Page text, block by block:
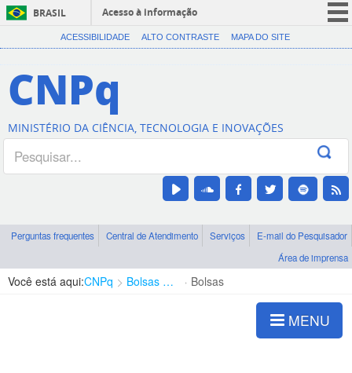
BRASIL
Acesso à informação
CORONAVÍRUS (COVID-19)
Canais
ACESSIBILIDADE ALTO CONTRASTE MAPA DO SITE
CNPq
MINISTÉRIO DA CIÊNCIA, TECNOLOGIA E INOVAÇÕES
Perguntas frequentes Central de Atendimento Serviços
E-mail do Pesquisador
Área de imprensa
Você está aqui:CNPq Bolsas e Auxílios Vigentes Bolsas
MENU